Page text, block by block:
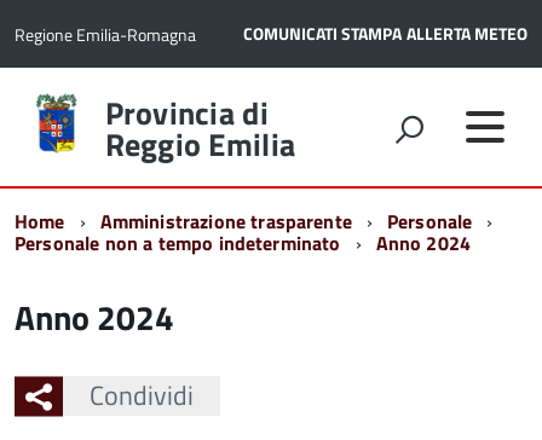
Regione Emilia-Romagna COMUNICATI STAMPAALLERTA METEO
Torna
alla
home
Provincia di
Reggio Emilia
Home Amministrazione trasparente Personale
Personale non a tempo indeterminato Anno 2024
Anno 2024
Condividi